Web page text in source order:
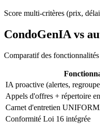
Score multi-critères (prix,
CondoGenIA vs
Comparatif des
IA proactive (alertes,
Appels d'offres + répertoire
Carnet d'entretien
Conformité Loi 16 intégrée